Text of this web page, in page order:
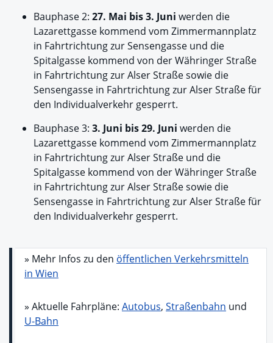
Bauphase 2: 27. Mai bis 3. Juni werden die
Lazarettgasse kommend vom Zimmermannplatz
in Fahrtrichtung zur Sensengasse und die
Spitalgasse kommend von der Währinger Straße
in Fahrtrichtung zur Alser Straße sowie die
Sensengasse in Fahrtrichtung zur Alser Straße für
den Individualverkehr gesperrt.
Bauphase 3: 3. Juni bis 29. Juni werden die
Lazarettgasse kommend vom Zimmermannplatz
in Fahrtrichtung zur Alser Straße und die
Spitalgasse kommend von der Währinger Straße
in Fahrtrichtung zur Alser Straße sowie die
Sensengasse in Fahrtrichtung zur Alser Straße für
den Individualverkehr gesperrt.
» Mehr Infos zu den öffentlichen Verkehrsmitteln
in Wien
» Aktuelle Fahrpläne: Autobus, Straßenbahn und
U-Bahn